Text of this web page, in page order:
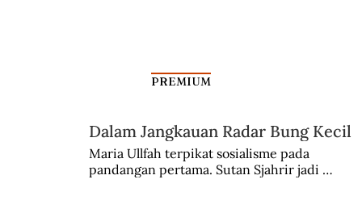
Membangun Kader Keuangan
PREMIUM
Dalam Jangkauan Radar Bung Kecil
Maria Ullfah terpikat sosialisme pada
pandangan pertama. Sutan Sjahrir jadi